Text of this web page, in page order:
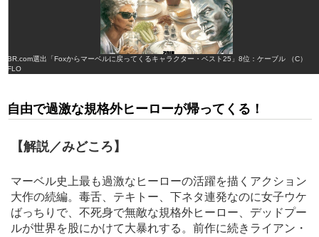
CBR.com選出「Foxからマーベルに戻ってくるキャラクター・ベスト25」8位：ケーブル （C）
AFLO
自由で過激な規格外ヒーローが帰ってくる！
【解説／みどころ】
マーベル史上最も過激なヒーローの活躍を描くアクション
大作の続編。毒舌、テキトー、下ネタ連発なのに女子ウケ
ばっちりで、不死身で無敵な規格外ヒーロー、デッドプー
ルが世界を股にかけて大暴れする。前作に続きライアン・